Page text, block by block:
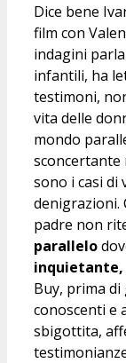
Dice bene
film con
indagini
infantili, ha
testimoni,
vita delle
mondo
sconcertante
sono i casi di
denigrazioni.
padre non
parallelo
Buy, prima
conoscenti e
sbigottita,